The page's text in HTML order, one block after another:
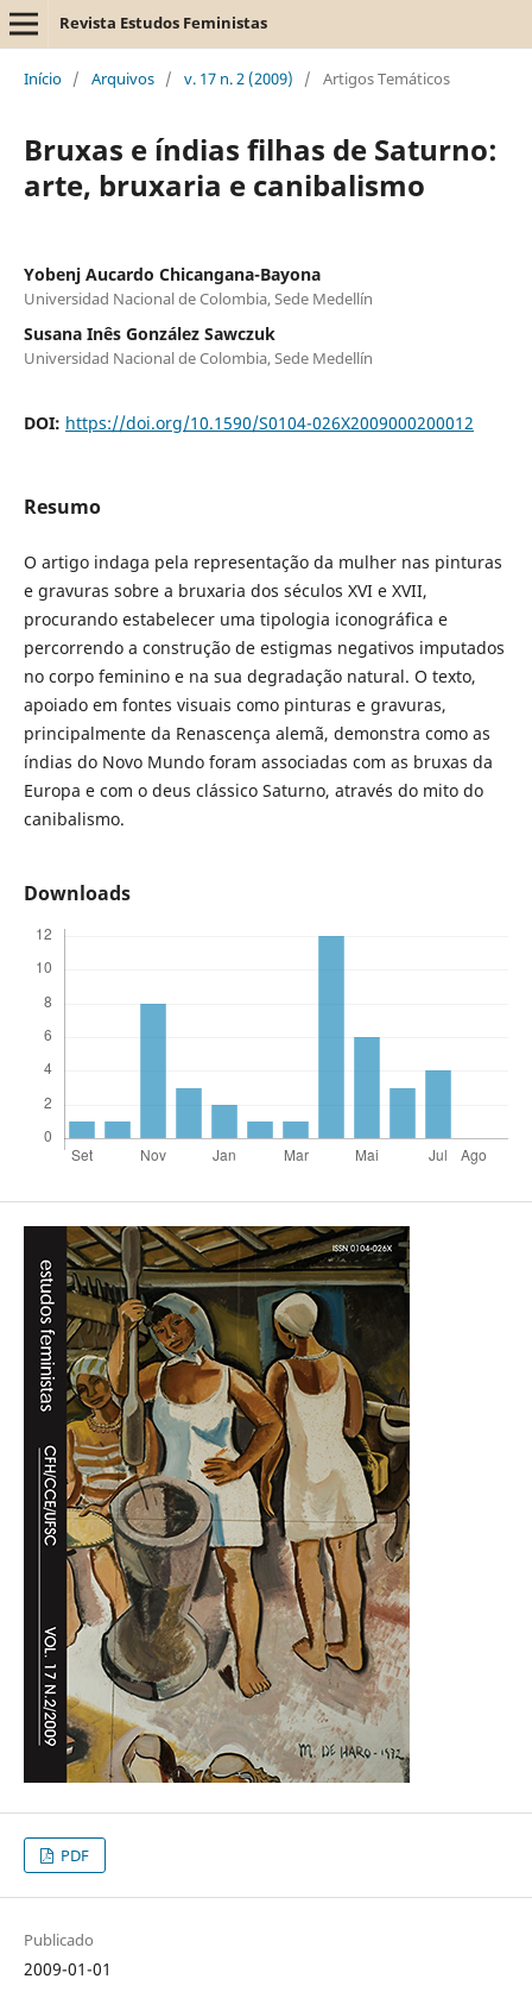
Revista Estudos Feministas
Início / Arquivos / v. 17 n. 2 (2009) / Artigos Temáticos
Bruxas e índias filhas de Saturno:
arte, bruxaria e canibalismo
Yobenj Aucardo Chicangana-Bayona
Universidad Nacional de Colombia, Sede Medellín
Susana Inês González Sawczuk
Universidad Nacional de Colombia, Sede Medellín
DOI: https://doi.org/10.1590/S0104-026X2009000200012
Resumo
O artigo indaga pela representação da mulher nas pinturas
e gravuras sobre a bruxaria dos séculos XVI e XVII,
procurando estabelecer uma tipologia iconográfica e
percorrendo a construção de estigmas negativos imputados
no corpo feminino e na sua degradação natural. O texto,
apoiado em fontes visuais como pinturas e gravuras,
principalmente da Renascença alemã, demonstra como as
índias do Novo Mundo foram associadas com as bruxas da
Europa e com o deus clássico Saturno, através do mito do
canibalismo.
Downloads
PDF
Publicado
2009-01-01